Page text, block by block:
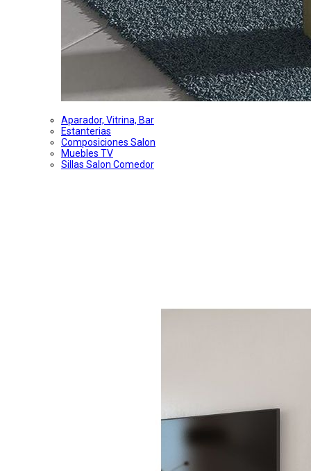
Aparador, Vitrina, Bar
Estanterias
Composiciones Salon
Muebles TV
Sillas Salon Comedor